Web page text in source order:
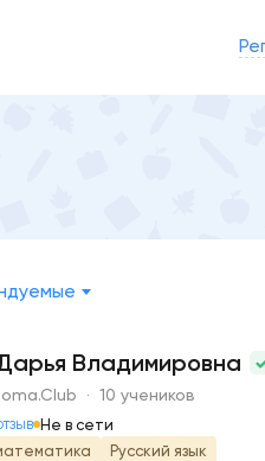
Владимировна
· 10 учеников
Не в сети
Русский язык